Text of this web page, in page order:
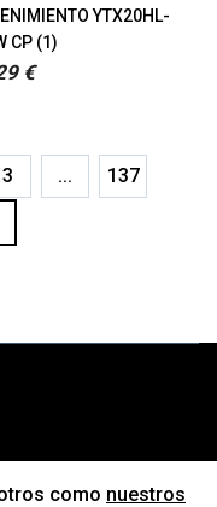
YTX20HL-
CP (1)
€
3 ... 137
como nuestros